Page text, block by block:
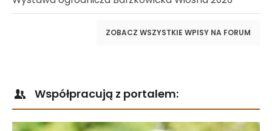
ZOBACZ WSZYSTKIE WPISY NA FORUM
Współpracują z portalem: